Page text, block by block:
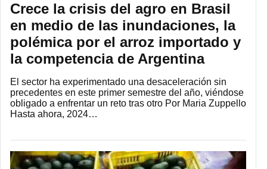
Crece la crisis del agro en Brasil
en medio de las inundaciones, la
polémica por el arroz importado y
la competencia de Argentina
El sector ha experimentado una desaceleración sin
precedentes en este primer semestre del año, viéndose
obligado a enfrentar un reto tras otro Por Maria Zuppello
Hasta ahora, 2024…